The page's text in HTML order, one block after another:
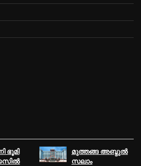
ഭൂമി
മുത്തങ്ങ അബ്ദുല്‍
സലാം